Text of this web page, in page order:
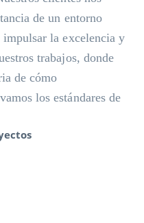
de un entorno
la excelencia y
trabajos, donde
de cómo
los estándares de